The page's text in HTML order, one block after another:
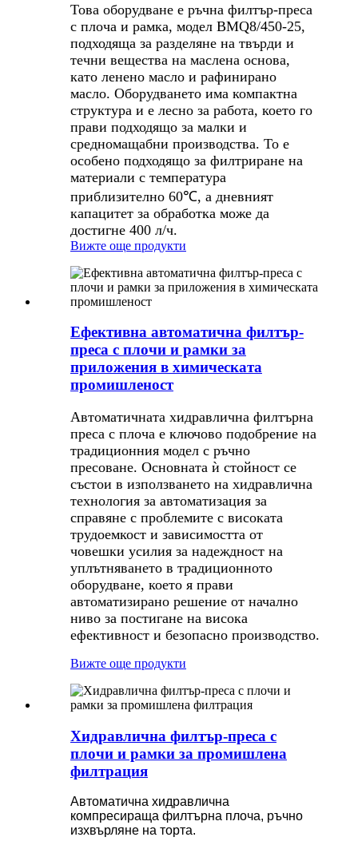
Това оборудване е ръчна филтър-преса
с плоча и рамка, модел BMQ8/450-25,
подходяща за разделяне на твърди и
течни вещества на маслена основа,
като ленено масло и рафинирано
масло. Оборудването има компактна
структура и е лесно за работа, което го
прави подходящо за малки и
средномащабни производства. То е
особено подходящо за филтриране на
материали с температура
приблизително 60℃, а дневният
капацитет за обработка може да
достигне 400 л/ч.
Вижте още продукти
Ефективна автоматична филтър-
преса с плочи и рамки за
приложения в химическата
промишленост
Автоматичната хидравлична филтърна
преса с плоча е ключово подобрение на
традиционния модел с ръчно
пресоване. Основната ѝ стойност се
състои в използването на хидравлична
технология за автоматизация за
справяне с проблемите с високата
трудоемкост и зависимостта от
човешки усилия за надеждност на
уплътняването в традиционното
оборудване, което я прави
автоматизирано решение от начално
ниво за постигане на висока
ефективност и безопасно производство.
Вижте още продукти
Хидравлична филтър-преса с
плочи и рамки за промишлена
филтрация
Автоматична хидравлична
компресираща филтърна плоча, ръчно
изхвърляне на торта.